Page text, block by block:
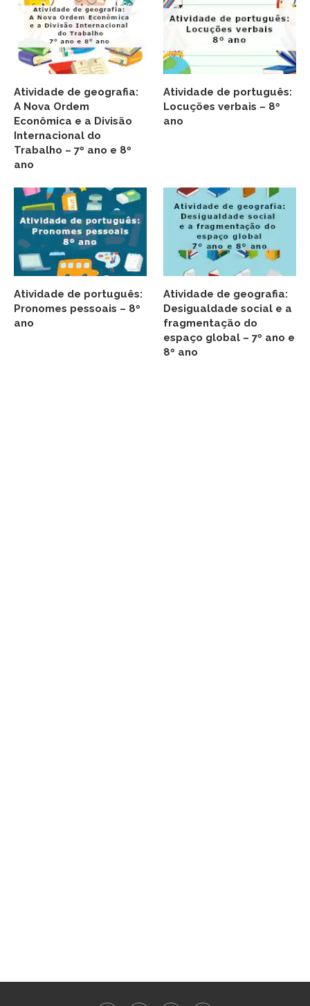
Atividade de geografia:
A Nova Ordem
Econômica e a Divisão
Internacional do
Trabalho – 7º ano e 8º
ano
Atividade de português:
Locuções verbais – 8º
ano
Atividade de português:
Pronomes pessoais – 8º
ano
Atividade de geografia:
Desigualdade social e a
fragmentação do
espaço global – 7º ano e
8º ano